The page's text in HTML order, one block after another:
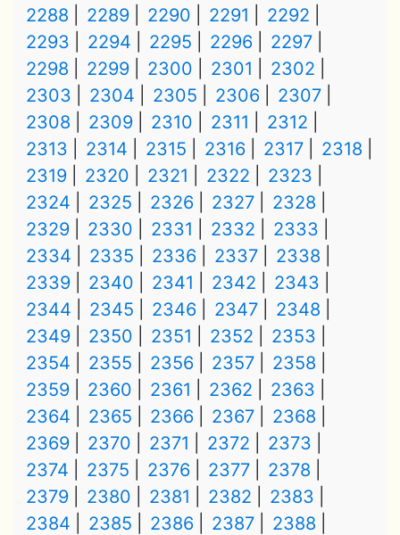
2288
2289 2290 2291
2292
2293
2294 2295 2296
2297
2298
2299 2300 2301
2302
2303
2304 2305 2306
2307
2308
2309 2310 2311
2312
2313
2314 2315 2316 2317
2318
2319
2320 2321 2322
2323
2324
2325 2326 2327
2328
2329
2330 2331 2332
2333
2334
2335 2336 2337
2338
2339
2340 2341 2342
2343
2344
2345 2346 2347
2348
2349
2350 2351 2352
2353
2354
2355 2356 2357
2358
2359
2360 2361 2362
2363
2364
2365 2366 2367
2368
2369
2370 2371 2372
2373
2374
2375 2376 2377
2378
2379
2380 2381 2382
2383
2384
2385 2386 2387
2388